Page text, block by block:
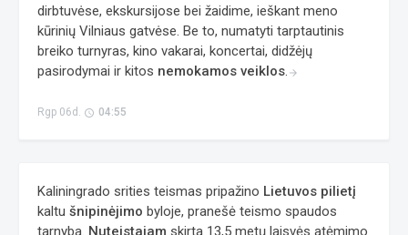
dirbtuvėse, ekskursijose bei žaidime, ieškant meno
kūrinių Vilniaus gatvėse. Be to, numatyti tarptautinis
breiko turnyras, kino vakarai, koncertai, didžėjų
pasirodymai ir kitos nemokamos veiklos. arrow_forward
Rgp 06d. access_time 04:55
Kaliningrado srities teismas pripažino Lietuvos pilietį
kaltu šnipinėjimo byloje, pranešė teismo spaudos
tarnyba. Nuteistajam skirta 13,5 metų laisvės atėmimo